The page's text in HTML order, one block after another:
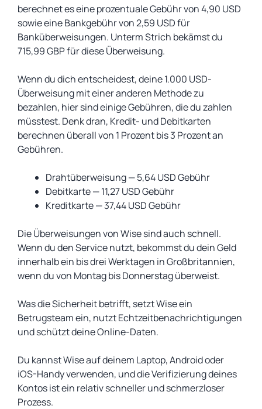
berechnet es eine prozentuale Gebühr von 4,90 USD
sowie eine Bankgebühr von 2,59 USD für
Banküberweisungen. Unterm Strich bekämst du
715,99 GBP für diese Überweisung.
Wenn du dich entscheidest, deine 1.000 USD-
Überweisung mit einer anderen Methode zu
bezahlen, hier sind einige Gebühren, die du zahlen
müsstest. Denk dran, Kredit- und Debitkarten
berechnen überall von 1 Prozent bis 3 Prozent an
Gebühren.
Drahtüberweisung — 5,64 USD Gebühr
Debitkarte — 11,27 USD Gebühr
Kreditkarte — 37,44 USD Gebühr
Die Überweisungen von Wise sind auch schnell.
Wenn du den Service nutzt, bekommst du dein Geld
innerhalb ein bis drei Werktagen in Großbritannien,
wenn du von Montag bis Donnerstag überweist.
Was die Sicherheit betrifft, setzt Wise ein
Betrugsteam ein, nutzt Echtzeitbenachrichtigungen
und schützt deine Online-Daten.
Du kannst Wise auf deinem Laptop, Android oder
iOS-Handy verwenden, und die Verifizierung deines
Kontos ist ein relativ schneller und schmerzloser
Prozess.